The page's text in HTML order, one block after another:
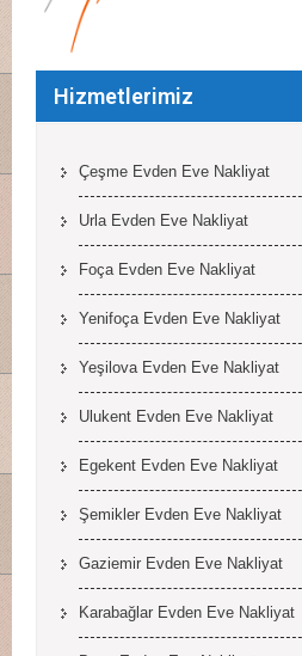
Hizmetlerimiz
Çeşme Evden Eve Nakliyat
Urla Evden Eve Nakliyat
Foça Evden Eve Nakliyat
Yenifoça Evden Eve Nakliyat
Yeşilova Evden Eve Nakliyat
Ulukent Evden Eve Nakliyat
Egekent Evden Eve Nakliyat
Şemikler Evden Eve Nakliyat
Gaziemir Evden Eve Nakliyat
Karabağlar Evden Eve Nakliyat